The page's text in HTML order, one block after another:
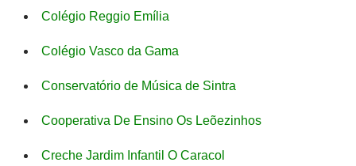
Colégio Reggio Emília
Colégio Vasco da Gama
Conservatório de Música de Sintra
Cooperativa De Ensino Os Leõezinhos
Creche Jardim Infantil O Caracol